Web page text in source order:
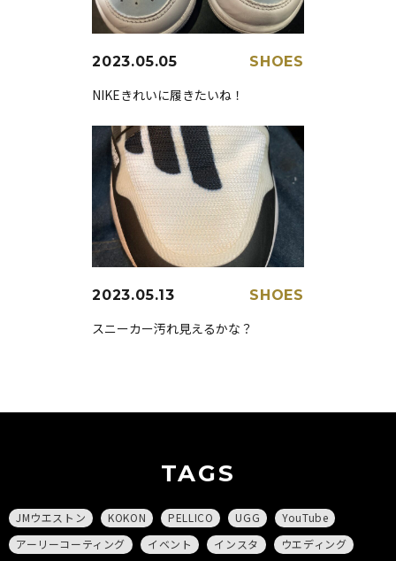
2023.05.05 SHOES
NIKEきれいに履きたいね！
2023.05.13 SHOES
スニーカー汚れ見えるかな？
TAGS
JMウエストン KOKON PELLICO UGG
YouTube
アーリーコーティング
イベント インスタ
ウエディング